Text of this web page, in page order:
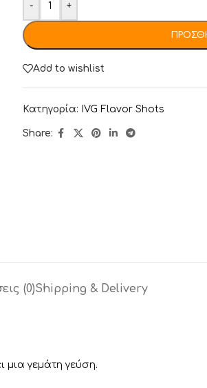
- +
Add to wishlist
Κατηγορία: IVG Flavor Shots
Share:
(0)Shipping & Delivery
γεμάτη γεύση.